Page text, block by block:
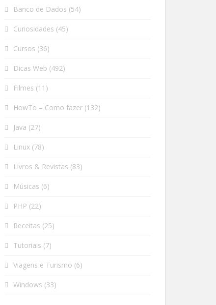
Banco de Dados (54)
Curiosidades (45)
Cursos (36)
Dicas Web (492)
Filmes (11)
HowTo – Como fazer (132)
Java (27)
Linux (78)
Livros & Revistas (83)
Músicas (6)
PHP (22)
Receitas (25)
Tutoriais (7)
Viagens e Turismo (6)
Windows (33)